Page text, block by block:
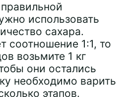
использовать
сахара.
соотношение 1:1, то
возьмите 1 кг
они остались
необходимо варить
этапов.